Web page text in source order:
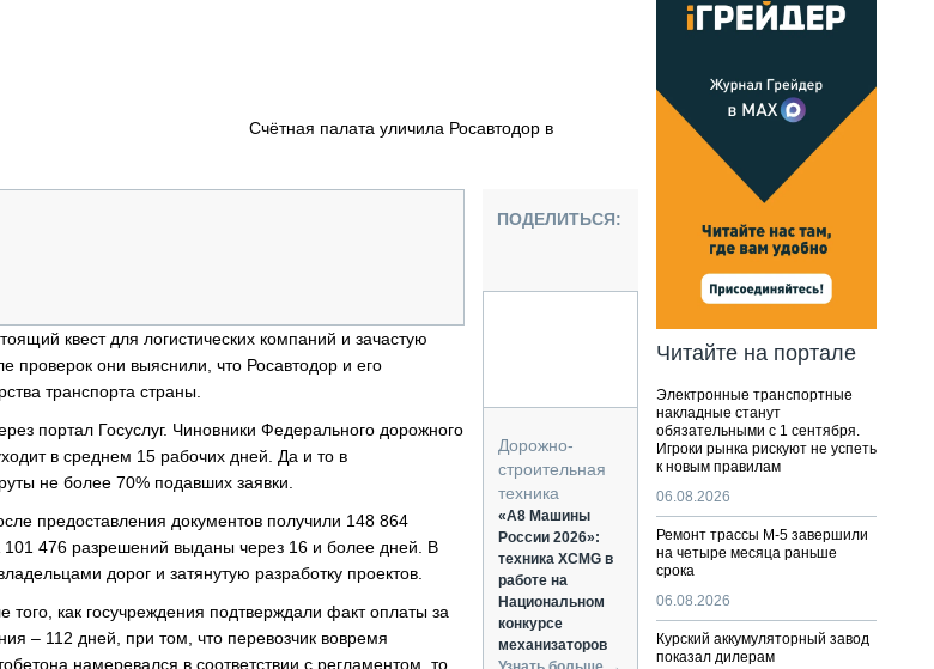
ПОДЪЁМНАЯ ТЕХНИКА
ПАССАЖИРСКИЙ ТРАНСПОРТ
КАРЬЕРНАЯ ТЕХНИКА
ЛОГИСТИКА И СКЛАД
КОМПЛЕКТУЮЩИЕ И СЕРВИС
Счётная палата уличила Росавтодор в
квест для логистических компаний и зачастую
они выяснили, что Росавтодор и его
транспорта страны.
портал Госуслуг. Чиновники Федерального дорожного
в среднем 15 рабочих дней. Да и то в
не более 70% подавших заявки.
предоставления документов получили 148 864
101 476 разрешений выданы через 16 и более дней. В
дорог и затянутую разработку проектов.
как госучреждения подтверждали факт оплаты за
– 112 дней, при том, что перевозчик вовремя
намеревался в соответствии с регламентом, то
ПОДЕЛИТЬСЯ:
Дорожно-
строительная
техника
«А8 Машины
России 2026»:
техника XCMG в
работе на
Национальном
конкурсе
механизаторов
Читайте на портале
Электронные транспортные
накладные станут
обязательными с 1 сентября.
Игроки рынка рискуют не успеть
к новым правилам
06.08.2026
Ремонт трассы М-5 завершили
на четыре месяца раньше
срока
06.08.2026
Курский аккумуляторный завод
показал дилерам